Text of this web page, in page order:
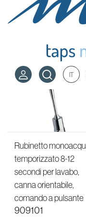
comando a leva
909001
Rubinetto monoacqua
temporizzato 8-12
secondi per lavabo,
canna orientabile,
comando a pulsante
909101